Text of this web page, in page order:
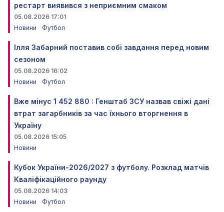
рестарт виявився з неприємним смаком
05.08.2026 17:01
Новини
Футбол
Ілля Забарний поставив собі завдання перед новим
сезоном
05.08.2026 16:02
Новини
Футбол
Вже мінус 1 452 880 : Генштаб ЗСУ назвав свіжі дані
втрат загарбників за час їхнього вторгнення в
Україну
05.08.2026 15:05
Новини
Кубок України-2026/2027 з футболу. Розклад матчів
Кваліфікаційного раунду
05.08.2026 14:03
Новини
Футбол